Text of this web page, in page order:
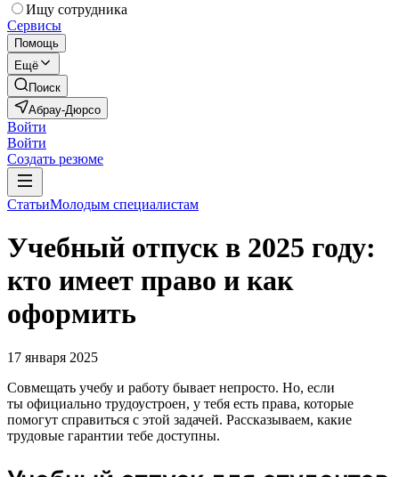
Ищу сотрудника
Сервисы
Помощь
Ещё
Поиск
Абрау-Дюрсо
Войти
Войти
Создать резюме
СтатьиМолодым специалистам
Учебный отпуск в 2025 году:
кто имеет право и как
оформить
17 января 2025
Совмещать учебу и работу бывает непросто. Но, если
ты официально трудоустроен, у тебя есть права, которые
помогут справиться с этой задачей. Рассказываем, какие
трудовые гарантии тебе доступны.